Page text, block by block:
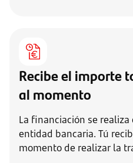
Recibe el importe
al momento
La financiación se
entidad bancaria. Tú
momento de realizar la